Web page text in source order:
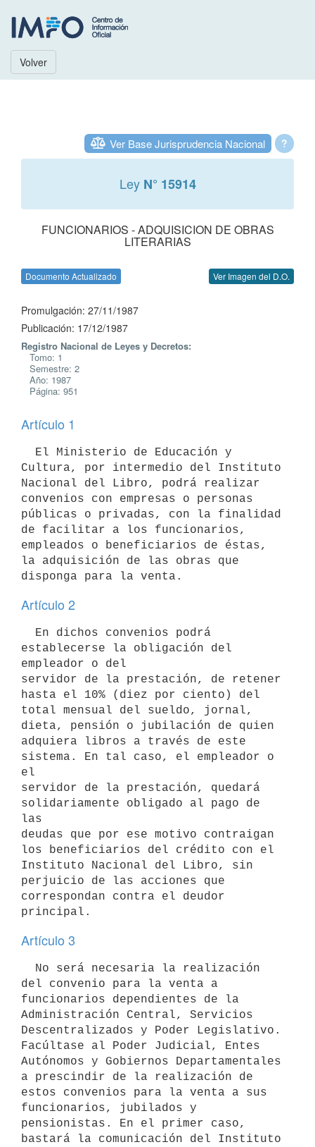
Volver
?
Ver Base Jurisprudencia Nacional
Ley N° 15914
FUNCIONARIOS - ADQUISICION DE OBRAS
LITERARIAS
Documento Actualizado Ver Imagen del D.O.
Promulgación: 27/11/1987
Publicación: 17/12/1987
Registro Nacional de Leyes y Decretos:
Tomo: 1
Semestre: 2
Año: 1987
Página: 951
Artículo 1
Cultura, por intermedio del Instituto
Nacional del Libro, podrá realizar
convenios con empresas o personas
públicas o privadas, con la finalidad
de facilitar a los funcionarios,
empleados o beneficiarios de éstas,
la adquisición de las obras que
Artículo 2
establecerse la obligación del
empleador o del
servidor de la prestación, de retener
hasta el 10% (diez por ciento) del
total mensual del sueldo, jornal,
dieta, pensión o jubilación de quien
adquiera libros a través de este
sistema. En tal caso, el empleador o
el
servidor de la prestación, quedará
solidariamente obligado al pago de
las
deudas que por ese motivo contraigan
los beneficiarios del crédito con el
Instituto Nacional del Libro, sin
perjuicio de las acciones que
correspondan contra el deudor
Artículo 3
del convenio para la venta a
funcionarios dependientes de la
Administración Central, Servicios
Descentralizados y Poder Legislativo.
Facúltase al Poder Judicial, Entes
Autónomos y Gobiernos Departamentales
a prescindir de la realización de
estos convenios para la venta a sus
funcionarios, jubilados y
pensionistas. En el primer caso,
bastará la comunicación del Instituto